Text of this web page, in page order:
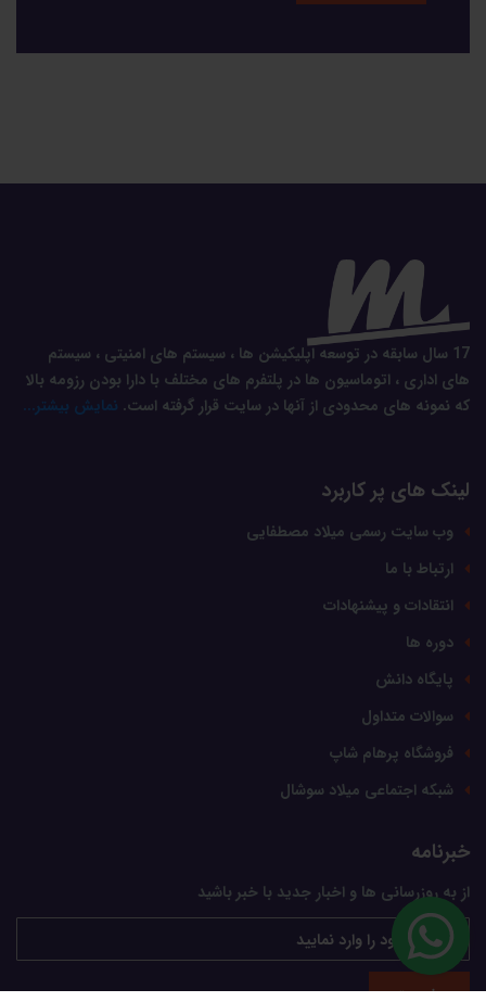
17 سال سابقه در توسعه اپلیکیشن ها ، سیستم های امنیتی ، سیستم
های اداری ، اتوماسیون ها در پلتفرم های مختلف با دارا بودن رزومه بالا
که نمونه های محدودی از آنها در سایت قرار گرفته است. نمایش بیشتر...
لینک های پر کاربرد
وب سایت رسمی میلاد مصطفایی
ارتباط با ما
انتقادات و پیشنهادات
دوره ها
پایگاه دانش
سوالات متداول
فروشگاه پرهام شاپ
شبکه اجتماعی میلاد سوشال
خبرنامه
از به روزرسانی ها و اخبار جدید با خبر باشید
عضویت